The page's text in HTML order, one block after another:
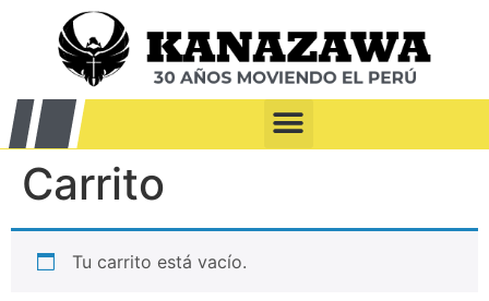
Carrito
Tu carrito está vacío.